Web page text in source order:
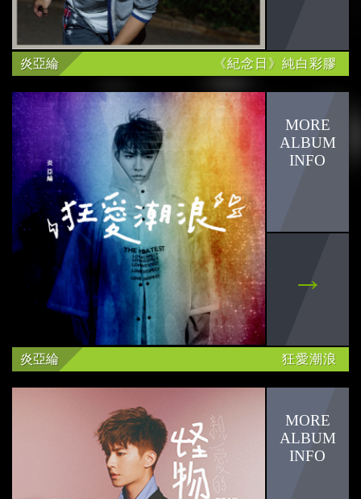
JUD 陳泳希
babyMINT
李友廷
沒有才能
鄭馥儀
劉子絢
掰掰啾啾
爽爽貓
小勞撫
小貓巴克里
田馥甄
炎亞綸 《紀念日》純白彩膠
炎亞綸 狂愛潮浪